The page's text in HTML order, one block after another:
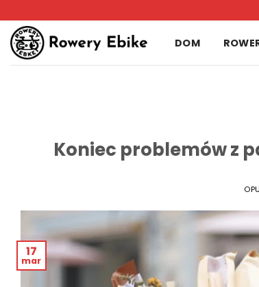
do
zawartości
DOM
Koniec problemów z
17
mar